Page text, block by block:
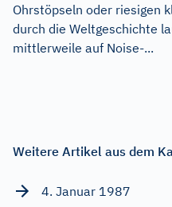
Ohrstöpseln oder riesigen
durch die Weltgeschichte
mittlerweile auf Noise-...
Weitere Artikel aus dem
4. Januar 1987